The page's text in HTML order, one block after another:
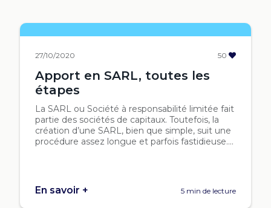
27/10/2020 50
Apport en SARL, toutes les
étapes
La SARL ou Société à responsabilité limitée fait
partie des sociétés de capitaux. Toutefois, la
création d’une SARL, bien que simple, suit une
procédure assez longue et parfois fastidieuse....
En savoir + 5 min de lecture